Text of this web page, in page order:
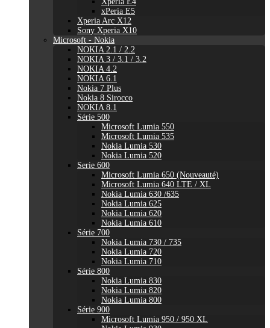
xPeria E5
Xperia Arc X12
Sony Xperia X10
Microsoft - Nokia
NOKIA 2.1 / 2.2
NOKIA 3 / 3.1 / 3.2
NOKIA 4.2
NOKIA 6.1
Nokia 7 Plus
Nokia 8 Sirocco
NOKIA 8.1
Série 500
Microsoft Lumia 550
Microsoft Lumia 535
Nokia Lumia 530
Nokia Lumia 520
Serie 600
Microsoft Lumia 650 (Nouveauté)
Microsoft Lumia 640 LTE / XL
Nokia Lumia 630 /635
Nokia Lumia 625
Nokia Lumia 620
Nokia Lumia 610
Série 700
Nokia Lumia 730 / 735
Nokia Lumia 720
Nokia Lumia 710
Série 800
Nokia Lumia 830
Nokia Lumia 820
Nokia Lumia 800
Série 900
Microsoft Lumia 950 / 950 XL